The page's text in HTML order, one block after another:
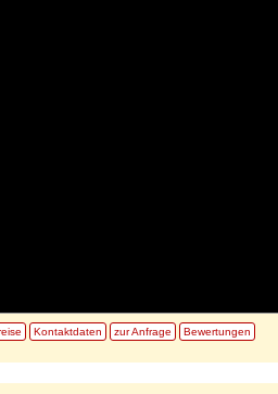
Kontaktdaten zur Anfrage Bewertungen